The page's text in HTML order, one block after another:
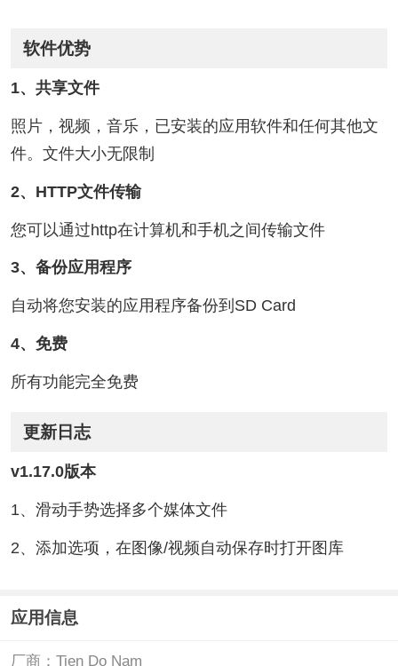
软件优势
1、共享文件
照片，视频，音乐，已安装的应用软件和任何其他文
件。文件大小无限制
2、HTTP文件传输
您可以通过http在计算机和手机之间传输文件
3、备份应用程序
自动将您安装的应用程序备份到SD Card
4、免费
所有功能完全免费
更新日志
v1.17.0版本
1、滑动手势选择多个媒体文件
2、添加选项，在图像/视频自动保存时打开图库
应用信息
厂商： Tien Do Nam